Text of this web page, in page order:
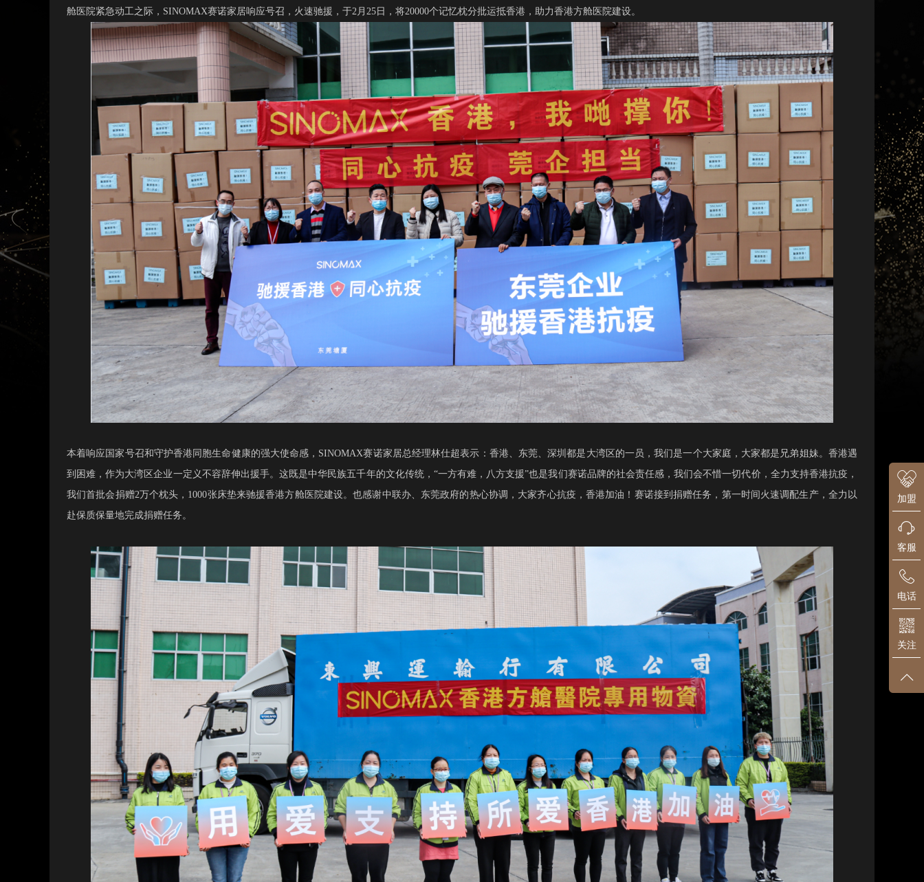
舱医院紧急动工之际， SINOMAX赛诺家居响应号召，火速驰援，于2月25日，将20000个记忆枕分批运抵香港，助力香港方舱医院建设。
本着响应国家号召和守护香港同胞生命健康的强大使命感， SINOMAX赛诺家居总经理林仕超表示：香港、东莞、深圳都是大湾区的一员，我们是一个大家庭，大家都是兄弟姐妹。香港遇
到困难，作为大湾区企业一定义不容辞伸出援手。这既是中华民族五千年的文化传统，“一方有难，八方支援”也是我们赛诺品牌的社会责任感，我们会不惜一切代价，全力支持香港抗疫，
我们首批会捐赠2万个枕头，1000张床垫来驰援香港方舱医院建设。也感谢中联办、东莞政府的热心协调，大家齐心抗疫，香港加油！赛诺接到捐赠任务，第一时间火速调配生产，全力以
赴保质保量地完成捐赠任务。
加盟
客服
电话
关注